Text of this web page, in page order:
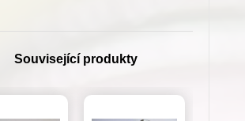
Související produkty